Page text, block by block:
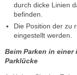
durch dicke Linien
befinden.
Die Position der zu
eingestellt werden.
Beim Parken in
Parklücke